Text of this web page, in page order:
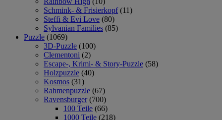
Schmink- & Frisierkopf (11)
Steffi & Evi Love (80)
Sylvanian Families (85)
Puzzle (1069)
3D-Puzzle (100)
Clementoni (2)
Escape-, Krimi- & Story-Puzzle (58)
Holzpuzzle (40)
Kosmos (31)
Rahmenpuzzle (67)
Ravensburger (700)
100 Teile (66)
1000 Teile (218)